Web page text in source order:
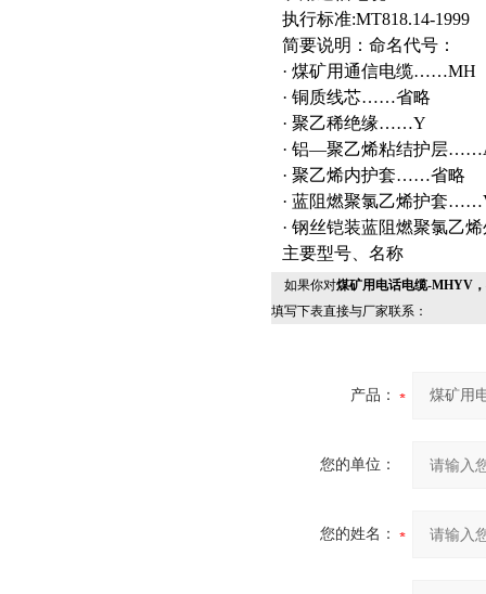
执行标准:MT818.14-1999
简要说明：命名代号：
· 煤矿用通信电缆……MH
· 铜质线芯……省略
· 聚乙稀绝缘……Y
· 铝—聚乙烯粘结护层
· 聚乙烯内护套……省略
· 蓝阻燃聚氯乙烯护套
· 钢丝铠装蓝阻燃聚氯乙
主要型号、名称
如果你对煤矿用电话电缆-MHYV
填写下表直接与厂家联系：
产品：
您的单位：
您的姓名：